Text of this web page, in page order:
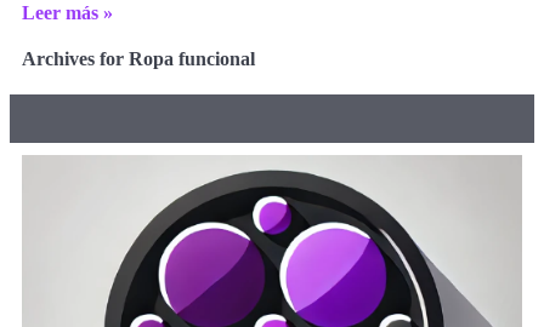
Leer más »
Archives for Ropa funcional